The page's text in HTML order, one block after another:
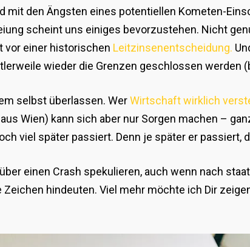
mit den Ängsten eines potentiellen Kometen-
scheint uns einiges bevorzustehen. Nicht
vor einer historischen Leitzinsenentscheidung.
wieder die Grenzen geschlossen werden
selbst überlassen. WerWirtschaft wirklich
Wien) kann sich aber nur Sorgen machen –
viel später passiert. Denn je später er passiert,
einen Crash spekulieren, auch wenn nach
hindeuten. Viel mehr möchte ich Dir